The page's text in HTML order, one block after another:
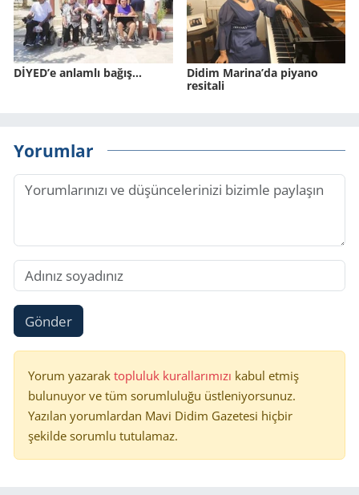
DİYED’e anlamlı bağış…
Didim Marina’da piyano
resitali
Yorumlar
Gönder
Yorum yazarak topluluk kurallarımızı kabul etmiş
bulunuyor ve tüm sorumluluğu üstleniyorsunuz.
Yazılan yorumlardan Mavi Didim Gazetesi hiçbir
şekilde sorumlu tutulamaz.